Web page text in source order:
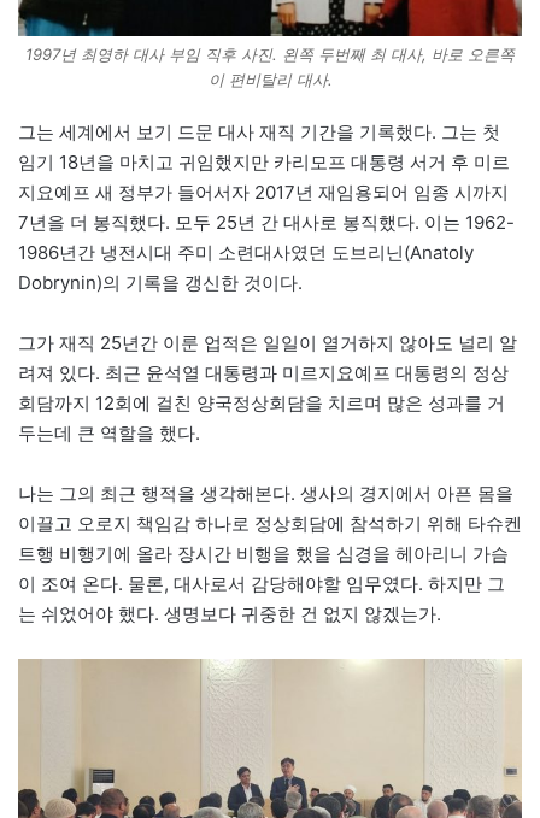
1997년 최영하 대사 부임 직후 사진. 왼쪽 두번째 최 대사, 바로 오른쪽
이 편비탈리 대사.
그는 세계에서 보기 드문 대사 재직 기간을 기록했다. 그는 첫
임기 18년을 마치고 귀임했지만 카리모프 대통령 서거 후 미르
지요예프 새 정부가 들어서자 2017년 재임용되어 임종 시까지
7년을 더 봉직했다. 모두 25년 간 대사로 봉직했다. 이는 1962-
1986년간 냉전시대 주미 소련대사였던 도브리닌(Anatoly
Dobrynin)의 기록을 갱신한 것이다.
그가 재직 25년간 이룬 업적은 일일이 열거하지 않아도 널리 알
려져 있다. 최근 윤석열 대통령과 미르지요예프 대통령의 정상
회담까지 12회에 걸친 양국정상회담을 치르며 많은 성과를 거
두는데 큰 역할을 했다.
나는 그의 최근 행적을 생각해본다. 생사의 경지에서 아픈 몸을
이끌고 오로지 책임감 하나로 정상회담에 참석하기 위해 타슈켄
트행 비행기에 올라 장시간 비행을 했을 심경을 헤아리니 가슴
이 조여 온다. 물론, 대사로서 감당해야할 임무였다. 하지만 그
는 쉬었어야 했다. 생명보다 귀중한 건 없지 않겠는가.